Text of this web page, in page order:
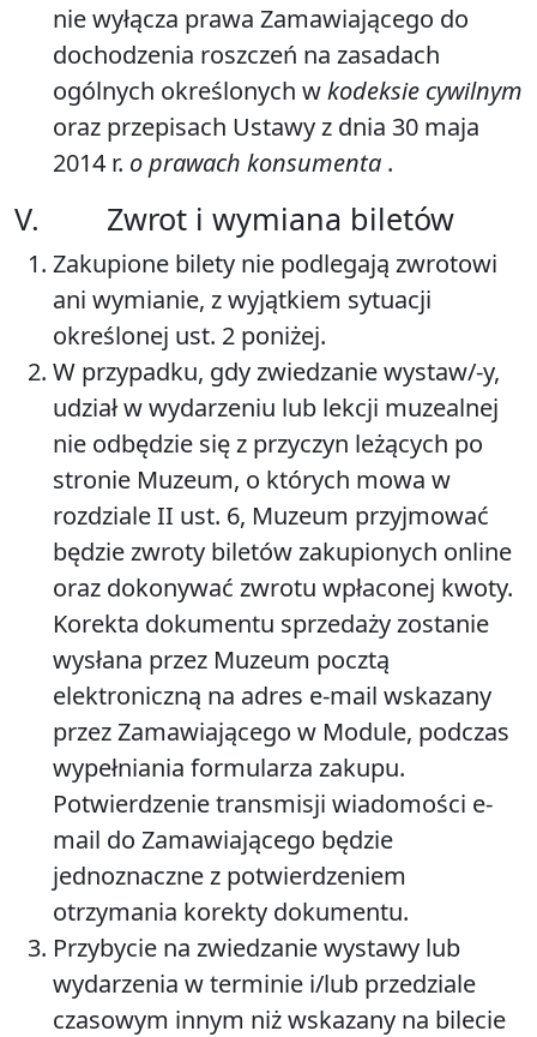
nie wyłącza prawa Zamawiającego do
dochodzenia roszczeń na zasadach
ogólnych określonych wkodeksie cywilnym
oraz przepisach Ustawy z dnia 30 maja
2014 r. o prawach konsumenta .
V. Zwrot i wymiana biletów
Zakupione bilety nie podlegają zwrotowi
ani wymianie, z wyjątkiem sytuacji
określonej ust. 2 poniżej.
W przypadku, gdy zwiedzanie wystaw/-y,
udział w wydarzeniu lub lekcji muzealnej
nie odbędzie się z przyczyn leżących po
stronie Muzeum, o których mowa w
rozdziale II ust. 6, Muzeum przyjmować
będzie zwroty biletów zakupionych online
oraz dokonywać zwrotu wpłaconej kwoty.
Korekta dokumentu sprzedaży zostanie
wysłana przez Muzeum pocztą
elektroniczną na adres e-mail wskazany
przez Zamawiającego w Module, podczas
wypełniania formularza zakupu.
Potwierdzenie transmisji wiadomości e-
mail do Zamawiającego będzie
jednoznaczne z potwierdzeniem
otrzymania korekty dokumentu.
Przybycie na zwiedzanie wystawy lub
wydarzenia w terminie i/lub przedziale
czasowym innym niż wskazany na bilecie